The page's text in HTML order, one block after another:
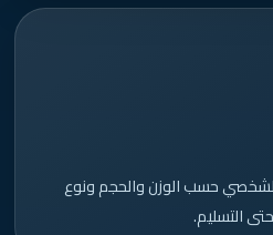
حسب الوزن والحجم ونوع
التسليم.